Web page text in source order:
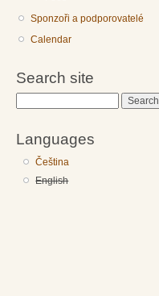
Sponzoři a podporovatelé
Calendar
Search site
Languages
Čeština
English